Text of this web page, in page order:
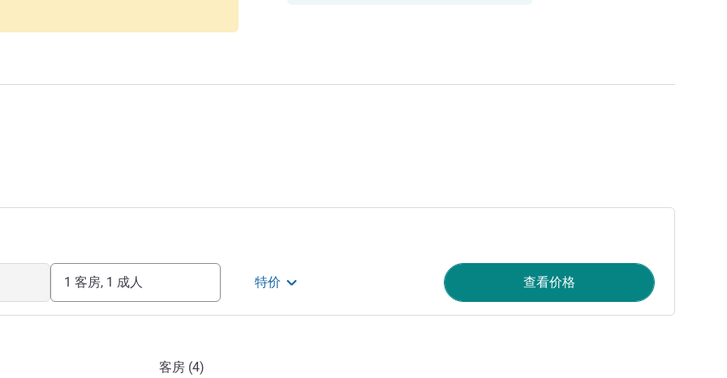
点。
们将以热情友好的服务，带您感受北部
1 客房, 1 成人 特价 查看价格
客房 (4)